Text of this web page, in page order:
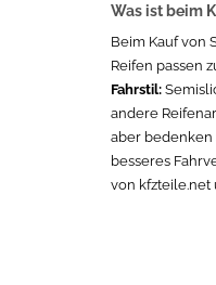
Was ist beim
Beim Kauf von
Reifen passen
Fahrstil:
andere
aber bedenken
besseres
von kfzteile.net